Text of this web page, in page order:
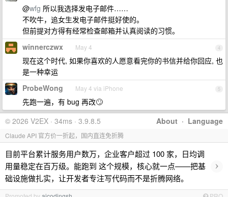
@wfg 所以我选择发电子邮件……
不吹牛，追女生发电子邮件挺好使的。
但前提对方得有经常检查邮箱并认真阅读的习惯。
4
winnerczwx May 4
现在这个时代, 如果你喜欢的人愿意看完你的书信并给你回应, 也
是一种幸运
5
ProbeWong May 4 via iPhone
先跑一遍，有 bug 再改🙄
About · Language
© 2026 V2EX · 34ms · 3.9.8.5
Claude API 官方价一折起，国内直连免折腾
目前平台累计服务用户数万，企业客户超过 100 家，日均调
用量稳定在百万级。能跑到 这个规模，核心就一点——把基
础设施做扎实，让开发者专注写代码而不是折腾网络。
›